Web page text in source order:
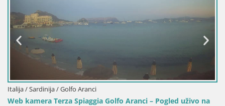
Italija / Sardinija / Golfo Aranci
Web kamera Terza Spiaggia Golfo Aranci – Pogled uživo na